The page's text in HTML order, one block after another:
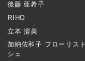
後藤 亜希子
RIHO
立本 清美
加納佐和子 フローリス
シェ